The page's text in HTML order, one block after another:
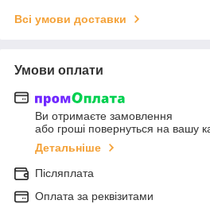
Всі умови доставки
Умови оплати
Ви отримаєте замовлення
або гроші повернуться на вашу
Детальніше
Післяплата
Оплата за реквізитами